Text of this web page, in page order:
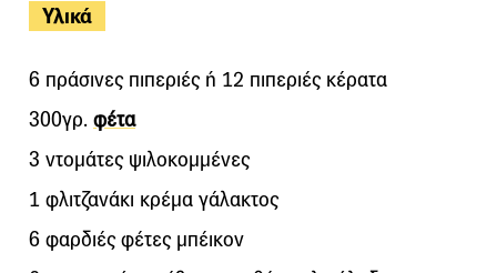
Υλικά
6 πράσινες πιπεριές ή 12 πιπεριές κέρατα
300γρ. φέτα
3 ντομάτες ψιλοκομμένες
1 φλιτζανάκι κρέμα γάλακτος
6 φαρδιές φέτες μπέικον